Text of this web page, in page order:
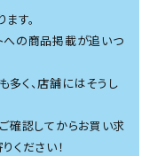
す。
への商品掲載が追いつ
く、店舗にはそうし
確認してからお買い求
ください！